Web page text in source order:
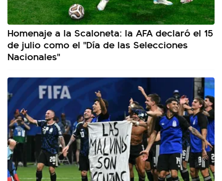
Homenaje a la Scaloneta: la AFA declaró el 15
de julio como el "Día de las Selecciones
Nacionales"